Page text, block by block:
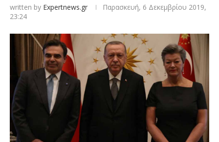
written by Expertnews.gr
Παρασκευή, 6 Δεκεμβρίου 2019,
23:24